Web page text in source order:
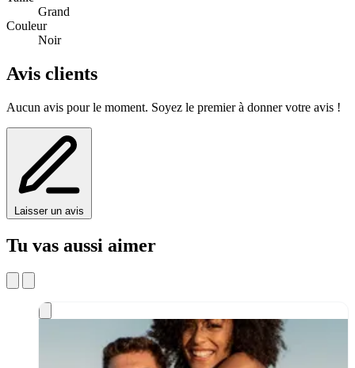
Grand
Couleur
Noir
Avis clients
Aucun avis pour le moment. Soyez le premier à donner votre avis !
Laisser un avis
Tu vas aussi aimer